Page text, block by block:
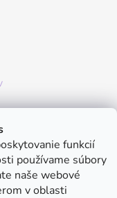
funkcií
používame súbory
naše webové
v oblasti